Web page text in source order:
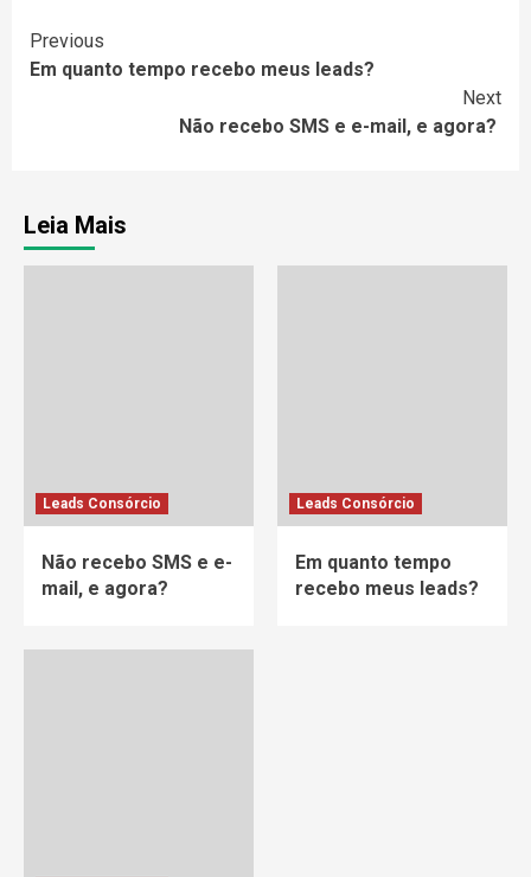
Continue
Reading
Previous
Em quanto tempo recebo meus leads?
Next
Não recebo SMS e e-mail, e agora?
Leia Mais
Leads Consórcio
Não recebo SMS e e-
mail, e agora?
Leads Consórcio
Em quanto tempo
recebo meus leads?